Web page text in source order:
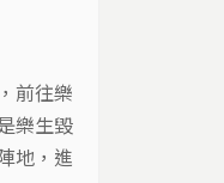
前往樂
樂生毀
地，進